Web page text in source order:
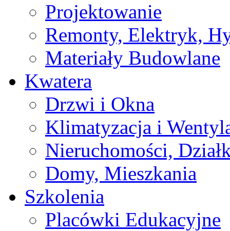
Projektowanie
Remonty, Elektryk,
Materiały Budowlane
Kwatera
Drzwi i Okna
Klimatyzacja i
Nieruchomości,
Domy, Mieszkania
Szkolenia
Placówki Edukacyjne